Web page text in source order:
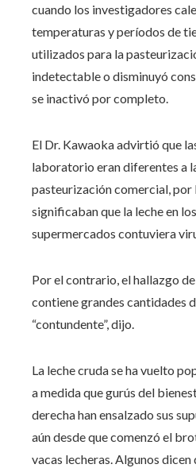
cuando los investigadores
temperaturas y períodos de
utilizados para la
indetectable o disminuyó
se inactivó por completo.
El Dr. Kawaoka advirtió que
laboratorio eran diferentes a
pasteurización comercial, por
significaban que la leche en
supermercados contuviera
Por el contrario, el hallazgo
contiene grandes cantidades
“contundente”, dijo.
La leche cruda se ha vuelto
a medida que gurús del
derecha han ensalzado sus
aún desde que comenzó el
vacas lecheras. Algunos dicen